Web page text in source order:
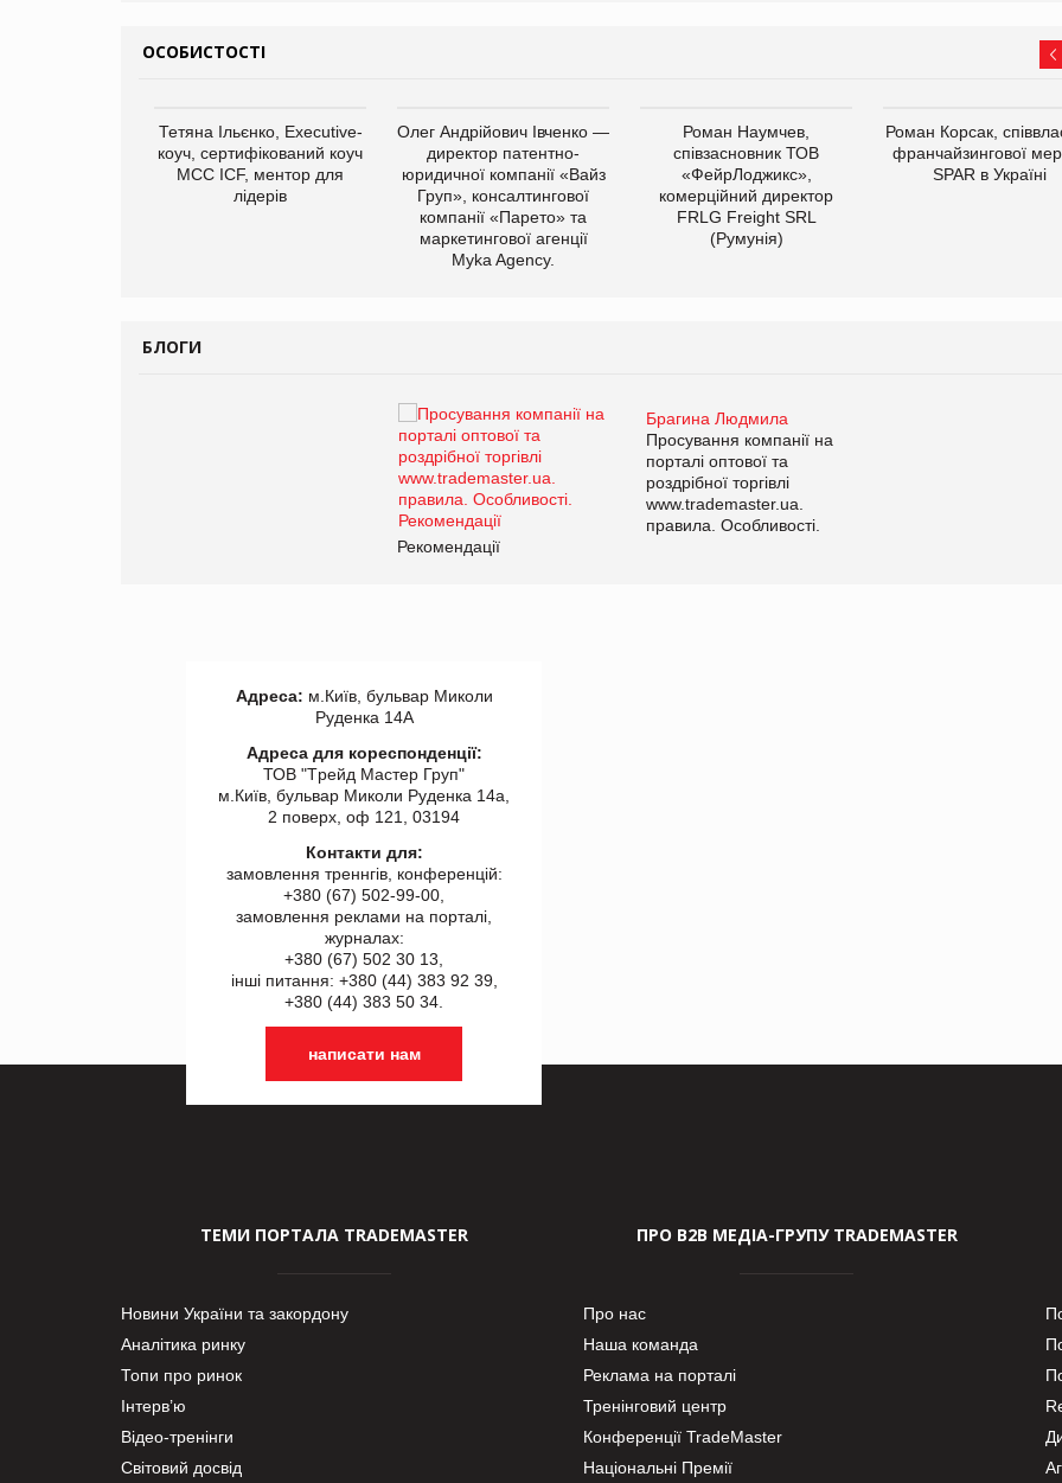
ОСОБИСТОСТІ
Тетяна Ільєнко, Executive-
коуч, сертифікований коуч
МСС ICF, ментор для
лідерів
Олег Андрійович Івченко —
директор патентно-
юридичної компанії «Вайз
Груп», консалтингової
компанії «Парето» та
маркетингової агенції
Myka Agency.
Роман Наумчев,
співзасновник ТОВ
«ФейрЛоджикс»,
комерційний директор
FRLG Freight SRL
(Румунія)
Роман Корсак,
франчайзингової
SPAR в Україні
БЛОГИ
Брагина Людмила
Просування компанії на
порталі оптової та
роздрібної торгівлі
www.trademaster.ua.
правила. Особливості.
Рекомендації
Адреса: м.Київ, бульвар Миколи
Руденка 14А
Адреса для кореспонденції:
ТОВ "Tрейд Мастер Груп"
м.Київ, бульвар Миколи Руденка 14а,
2 поверх, оф 121, 03194
Контакти для:
замовлення треннгів, конференцій:
+380 (67) 502-99-00,
замовлення реклами на порталі,
журналах:
+380 (67) 502 30 13,
інші питання: +380 (44) 383 92 39,
+380 (44) 383 50 34.
написати нам
ТЕМИ ПОРТАЛА TRADEMASTER
Новини України та закордону
Аналітика ринку
Топи про ринок
Інтерв’ю
Відео-тренінги
Світовий досвід
ПРО В2В МЕДІА-ГРУПУ TRADEMASTER
Про нас
Наша команда
Реклама на порталі
Тренінговий центр
Конференції TradeMaster
Національні Премії